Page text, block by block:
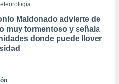
Maldonado advierte de
muy tormentoso y señala
donde puede llover